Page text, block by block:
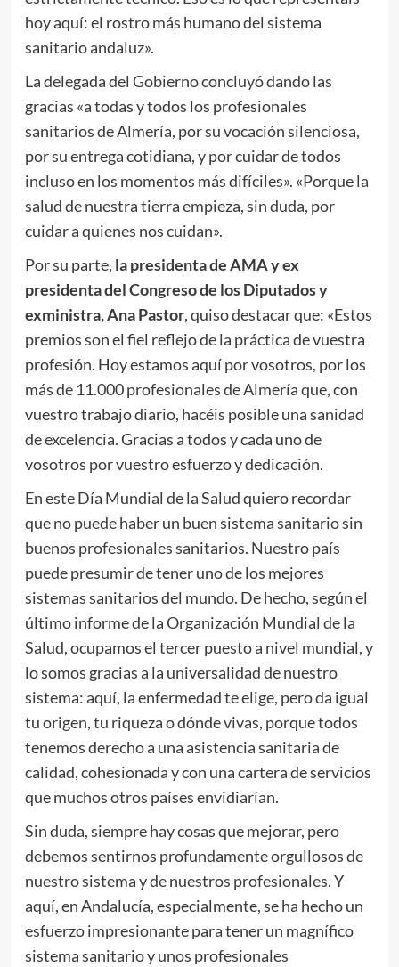
hoy aquí: el rostro más humano del sistema
sanitario andaluz».
La delegada del Gobierno concluyó dando las
gracias «a todas y todos los profesionales
sanitarios de Almería, por su vocación silenciosa,
por su entrega cotidiana, y por cuidar de todos
incluso en los momentos más difíciles». «Porque la
salud de nuestra tierra empieza, sin duda, por
cuidar a quienes nos cuidan».
Por su parte, la presidenta de AMA y ex
presidenta del Congreso de los Diputados y
exministra, Ana Pastor, quiso destacar que: «Estos
premios son el fiel reflejo de la práctica de vuestra
profesión. Hoy estamos aquí por vosotros, por los
más de 11.000 profesionales de Almería que, con
vuestro trabajo diario, hacéis posible una sanidad
de excelencia. Gracias a todos y cada uno de
vosotros por vuestro esfuerzo y dedicación.
En este Día Mundial de la Salud quiero recordar
que no puede haber un buen sistema sanitario sin
buenos profesionales sanitarios. Nuestro país
puede presumir de tener uno de los mejores
sistemas sanitarios del mundo. De hecho, según el
último informe de la Organización Mundial de la
Salud, ocupamos el tercer puesto a nivel mundial, y
lo somos gracias a la universalidad de nuestro
sistema: aquí, la enfermedad te elige, pero da igual
tu origen, tu riqueza o dónde vivas, porque todos
tenemos derecho a una asistencia sanitaria de
calidad, cohesionada y con una cartera de servicios
que muchos otros países envidiarían.
Sin duda, siempre hay cosas que mejorar, pero
debemos sentirnos profundamente orgullosos de
nuestro sistema y de nuestros profesionales. Y
aquí, en Andalucía, especialmente, se ha hecho un
esfuerzo impresionante para tener un magnífico
sistema sanitario y unos profesionales